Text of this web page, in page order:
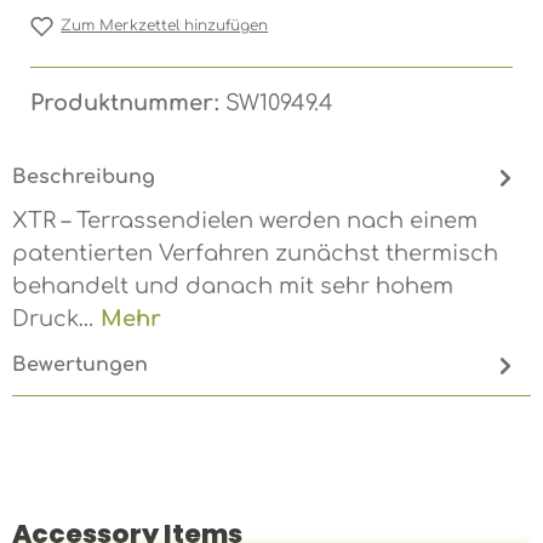
Zum Merkzettel hinzufügen
Produktnummer: SW10949.4
Beschreibung
XTR – Terrassendielen werden nach einem
patentierten Verfahren zunächst thermisch
behandelt und danach mit sehr hohem
Druck… Mehr
Bewertungen
Produktgalerie überspringen
Accessory Items